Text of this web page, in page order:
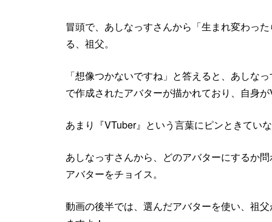
冒頭で、あしなっすさんから「生まれ変わっ
る、祖父。
「想像つかないですね」と答えると、あしな
で作成されたアバターが描かれており、自身
あまり『VTuber』という言葉にピンときてい
あしなっすさんから、どのアバターにするか
アバターをチョイス。
動画の後半では、選んだアバターを使い、祖